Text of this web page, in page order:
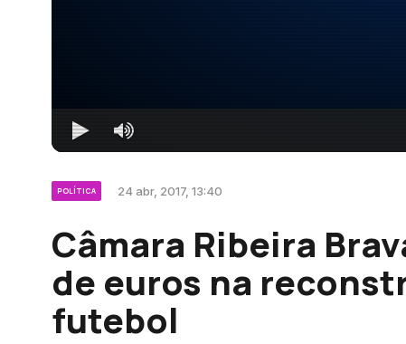
POLÍTICA 24 abr, 2017, 13:40
Câmara Ribeira
de euros na
futebol